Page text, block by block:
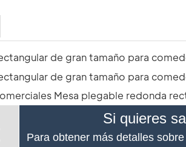
Si quieres
Para obtener más detalles